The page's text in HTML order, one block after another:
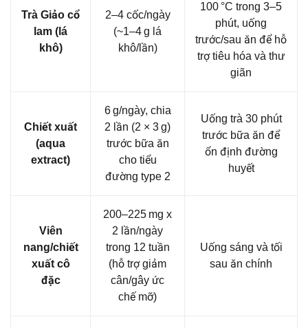
Trà Giảo cổ
lam (lá
khô)
2–4 cốc/ngày
(~1–4 g lá
khô/lần)
100 °C trong 3–5
phút, uống
trước/sau ăn để hỗ
trợ tiêu hóa và thư
giãn
Chiết xuất
(aqua
extract)
6 g/ngày, chia
2 lần (2 × 3 g)
trước bữa ăn
cho tiểu
đường type 2
Uống trà 30 phút
trước bữa ăn để
ổn định đường
huyết
Viên
nang/chiết
xuất cô
đặc
200–225 mg x
2 lần/ngày
trong 12 tuần
(hỗ trợ giảm
cân/gây ức
chế mỡ)
Uống sáng và tối
sau ăn chính